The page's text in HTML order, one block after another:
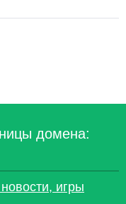
домена:
игры